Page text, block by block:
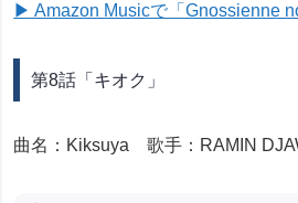
▶ Amazon Musicで「Gnossienne
第8話「キオク」
曲名：Kiksuya 歌手：RAMIN